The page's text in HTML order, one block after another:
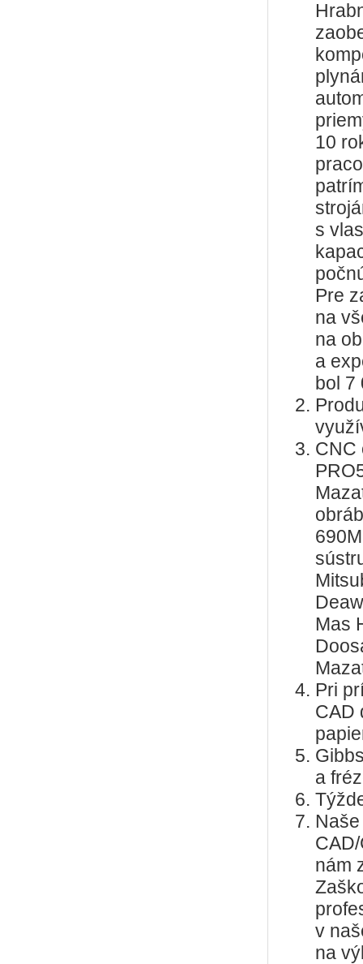
10
s
Pre
na
na
a
bol 7
CNC
Mas
Pri
CAD
a
nám
v
na